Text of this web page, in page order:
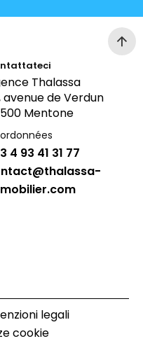
Thalassa
avenue de Verdun
Mentone
4 93 41 31 77
legali
cookie